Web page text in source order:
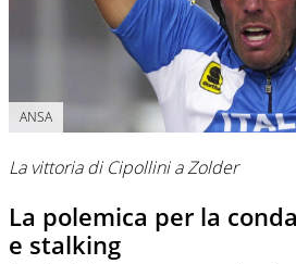
ANSA
La vittoria di Cipollini a Zolder
La polemica per la
e stalking